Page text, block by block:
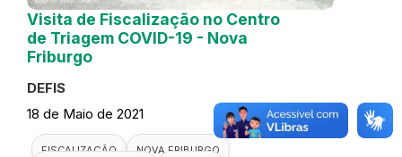
Visita de Fiscalização no Centro
de Triagem COVID-19 - Nova
Friburgo
DEFIS
18 de Maio de 2021
FISCALIZAÇÃO
NOVA FRIBURGO